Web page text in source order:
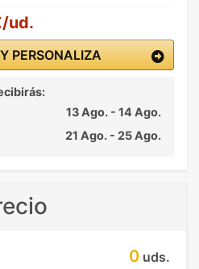
ud.
PERSONALIZA
13 Ago. - 14 Ago.
21 Ago. - 25 Ago.
0 uds.